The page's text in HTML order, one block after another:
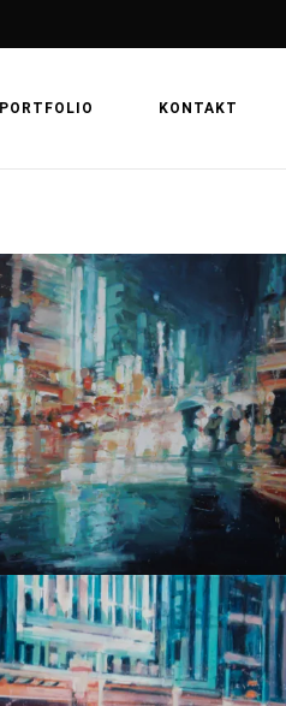
PORTFOLIO KONTAKT
METROPOLIE 92
METROPOLIE 89